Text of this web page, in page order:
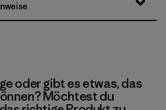
oder gibt es etwas, das
Möchtest du